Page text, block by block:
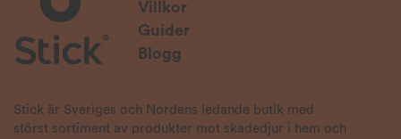
Villkor
Guider
Blogg
Stick är Sveriges och Nordens ledande butik med
störst sortiment av produkter mot skadedjur i hem och